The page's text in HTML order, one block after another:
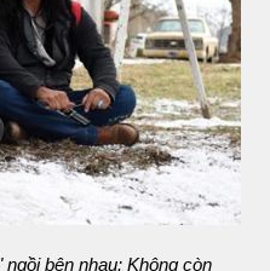
bên nhau: Không còn